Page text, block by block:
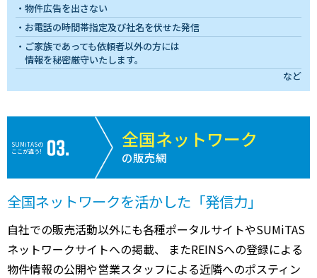
物件広告を出さない
お電話の時間帯指定及び社名を伏せた発信
ご家族であっても依頼者以外の方には
情報を秘密厳守いたします。
など
SUMiTASの
ここが違う!
全国ネットワーク
の販売網
全国ネットワークを活かした「発信力」
自社での販売活動以外にも各種ポータルサイトやSUMiTAS
ネットワークサイトへの掲載、 またREINSへの登録による
物件情報の公開や営業スタッフによる近隣へのポスティン